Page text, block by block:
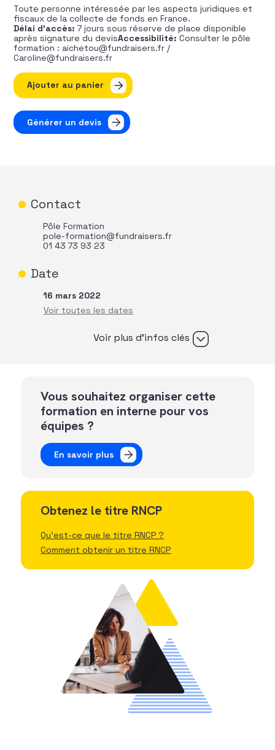
Toute personne intéressée par les aspects juridiques et
fiscaux de la collecte de fonds en France.
Délai d’accès: 7 jours sous réserve de place disponible
après signature du devisAccessibilité: Consulter le pôle
formation : aichetou@fundraisers.fr /
Caroline@fundraisers.fr
quantité de Cadre juridique et fiscal du fundraising en
Ajouter au panier
Générer un devis
Contact
Pôle Formation
pole-formation@fundraisers.fr
01 43 73 93 23
Date
16 mars 2022
Voir plus d’infos clés
Vous souhaitez organiser cette
formation en interne pour vos
équipes ?
En savoir plus
Obtenez le titre RNCP
Qu'est-ce que le titre RNCP ?
Comment obtenir un titre RNCP